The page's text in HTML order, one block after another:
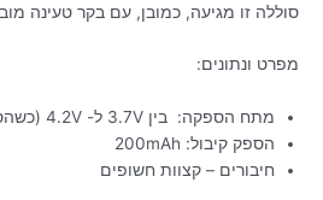
סוללה זו מגיעה, כמובן, עם בקר טעינה
מפרט ונתונים:
מתח הספקה: בין 3.7V ל- 4.2V (כשהסוללה בטעינה מירבית)
הספק קיבול: 200mAh
חיבורים – קצוות חשופים